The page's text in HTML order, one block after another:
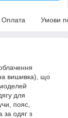
Оплата Умови
вишивка), що
для
пояс,
за одяг з